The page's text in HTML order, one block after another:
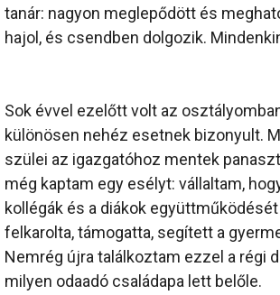
tanár: nagyon meglepődött és
hajol, és csendben dolgozik.
Sok évvel ezelőtt volt az
különösen nehéz esetnek bizonyult.
szülei az igazgatóhoz mentek
még kaptam egy esélyt: vállaltam,
kollégák és a diákok
felkarolta, támogatta, segített a
Nemrég újra találkoztam ezzel a régi
milyen odaadó családapa lett belőle.